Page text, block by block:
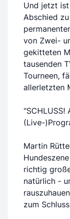
Und jetzt
Abschied
von Zwei-
gekitteten
tausenden
Tourneen,
allerletzten
"SCHLUSS!
(Live-
Martin
richtig
natürlich -
zum